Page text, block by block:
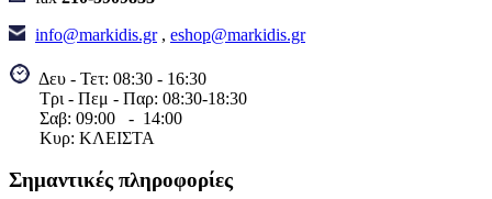
ΡΕΛΕ ΚΑΣΤΑΝΙΑΣ
2606 24V AC
2ΕΠΑΦΩΝ
16,30€
Κωδικός είδους:724096310004
B. Κωδ.: 7726068024
info@markidis.gr, eshop@markidis.gr
Δευ - Τετ: 08:30 - 16:30
Τρι - Πεμ - Παρ: 08:30-18:30
Σαβ: 09:00 - 14:00
Κυρ: ΚΛΕΙΣΤΑ
Σημαντικές πληροφορίες